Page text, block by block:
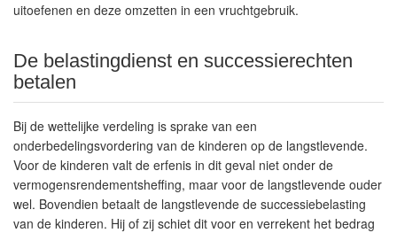
uitoefenen en deze omzetten in een vruchtgebruik.
De belastingdienst en successierechten
betalen
Bij de wettelijke verdeling is sprake van een
onderbedelingsvordering van de kinderen op de langstlevende.
Voor de kinderen valt de erfenis in dit geval niet onder de
vermogensrendementsheffing, maar voor de langstlevende ouder
wel. Bovendien betaalt de langstlevende de successiebelasting
van de kinderen. Hij of zij schiet dit voor en verrekent het bedrag